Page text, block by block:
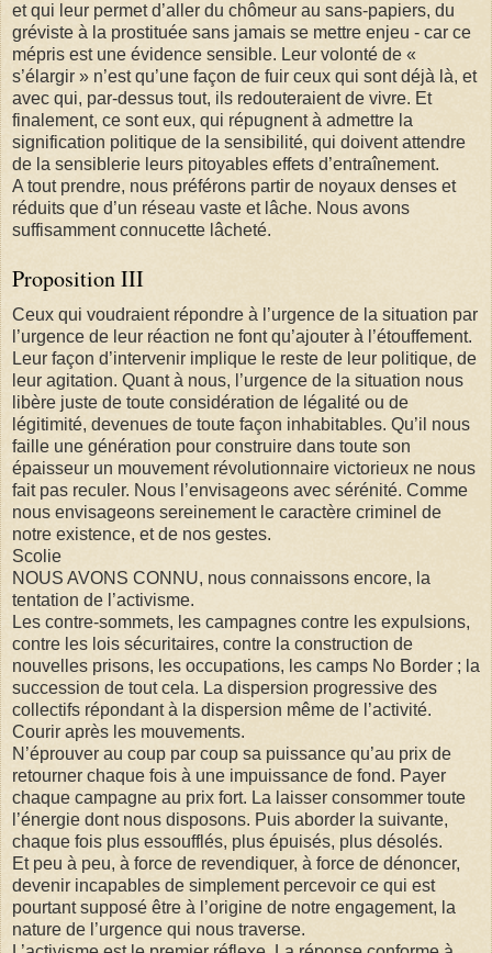
et qui leur permet d’aller du chômeur au sans-papiers, du
gréviste à la prostituée sans jamais se mettre enjeu - car ce
mépris est une évidence sensible. Leur volonté de «
s’élargir » n’est qu’une façon de fuir ceux qui sont déjà là, et
avec qui, par-dessus tout, ils redouteraient de vivre. Et
finalement, ce sont eux, qui répugnent à admettre la
signification politique de la sensibilité, qui doivent attendre
de la sensiblerie leurs pitoyables effets d’entraînement.
A tout prendre, nous préférons partir de noyaux denses et
réduits que d’un réseau vaste et lâche. Nous avons
suffisamment connucette lâcheté.
Proposition III
Ceux qui voudraient répondre à l’urgence de la situation par
l’urgence de leur réaction ne font qu’ajouter à l’étouffement.
Leur façon d’intervenir implique le reste de leur politique, de
leur agitation. Quant à nous, l’urgence de la situation nous
libère juste de toute considération de légalité ou de
légitimité, devenues de toute façon inhabitables. Qu’il nous
faille une génération pour construire dans toute son
épaisseur un mouvement révolutionnaire victorieux ne nous
fait pas reculer. Nous l’envisageons avec sérénité. Comme
nous envisageons sereinement le caractère criminel de
notre existence, et de nos gestes.
Scolie
NOUS AVONS CONNU, nous connaissons encore, la
tentation de l’activisme.
Les contre-sommets, les campagnes contre les expulsions,
contre les lois sécuritaires, contre la construction de
nouvelles prisons, les occupations, les camps No Border ; la
succession de tout cela. La dispersion progressive des
collectifs répondant à la dispersion même de l’activité.
Courir après les mouvements.
N’éprouver au coup par coup sa puissance qu’au prix de
retourner chaque fois à une impuissance de fond. Payer
chaque campagne au prix fort. La laisser consommer toute
l’énergie dont nous disposons. Puis aborder la suivante,
chaque fois plus essoufflés, plus épuisés, plus désolés.
Et peu à peu, à force de revendiquer, à force de dénoncer,
devenir incapables de simplement percevoir ce qui est
pourtant supposé être à l’origine de notre engagement, la
nature de l’urgence qui nous traverse.